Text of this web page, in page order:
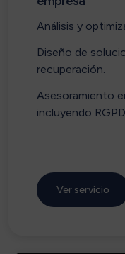
Análisis y
Diseño de
recuperación.
Asesoramiento
incluyendo RGPD.
Ver servicio